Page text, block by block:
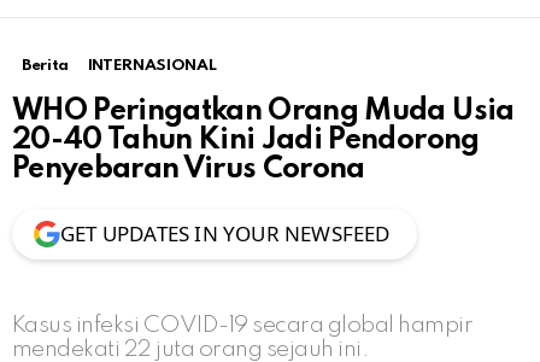
Berita INTERNASIONAL
WHO Peringatkan Orang Muda Usia
20-40 Tahun Kini Jadi Pendorong
Penyebaran Virus Corona
GET UPDATES IN YOUR NEWSFEED
Kasus infeksi COVID-19 secara global hampir
mendekati 22 juta orang sejauh ini.